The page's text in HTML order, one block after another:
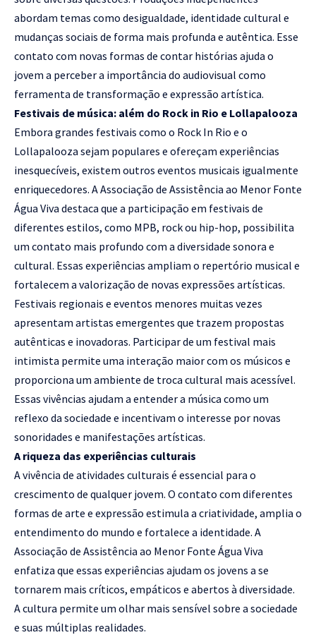
abordam temas como desigualdade, identidade cultural e
mudanças sociais de forma mais profunda e autêntica. Esse
contato com novas formas de contar histórias ajuda o
jovem a perceber a importância do audiovisual como
ferramenta de transformação e expressão artística.
Festivais de música: além do Rock in Rio e Lollapalooza
Embora grandes festivais como o Rock In Rio e o
Lollapalooza sejam populares e ofereçam experiências
inesquecíveis, existem outros eventos musicais igualmente
enriquecedores. A Associação de Assistência ao Menor Fonte
Água Viva destaca que a participação em festivais de
diferentes estilos, como MPB, rock ou hip-hop, possibilita
um contato mais profundo com a diversidade sonora e
cultural. Essas experiências ampliam o repertório musical e
fortalecem a valorização de novas expressões artísticas.
Festivais regionais e eventos menores muitas vezes
apresentam artistas emergentes que trazem propostas
autênticas e inovadoras. Participar de um festival mais
intimista permite uma interação maior com os músicos e
proporciona um ambiente de troca cultural mais acessível.
Essas vivências ajudam a entender a música como um
reflexo da sociedade e incentivam o interesse por novas
sonoridades e manifestações artísticas.
A riqueza das experiências culturais
A vivência de atividades culturais é essencial para o
crescimento de qualquer jovem. O contato com diferentes
formas de arte e expressão estimula a criatividade, amplia o
entendimento do mundo e fortalece a identidade. A
Associação de Assistência ao Menor Fonte Água Viva
enfatiza que essas experiências ajudam os jovens a se
tornarem mais críticos, empáticos e abertos à diversidade.
A cultura permite um olhar mais sensível sobre a sociedade
e suas múltiplas realidades.